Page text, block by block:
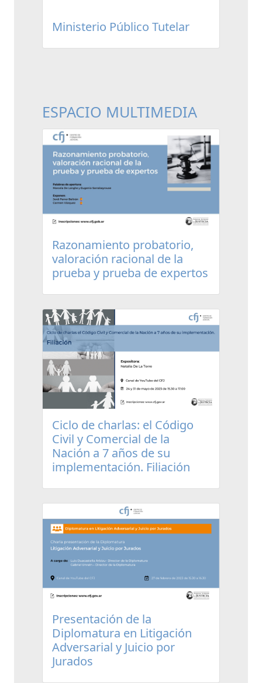
Ministerio Público Tutelar
ESPACIO MULTIMEDIA
Razonamiento probatorio,
valoración racional de la
prueba y prueba de expertos
Ciclo de charlas: el Código
Civil y Comercial de la
Nación a 7 años de su
implementación. Filiación
Presentación de la
Diplomatura en Litigación
Adversarial y Juicio por
Jurados